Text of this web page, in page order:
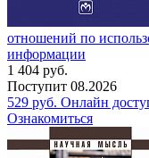
отношений по
информации
1 404 руб.
Поступит 08.2026
529 руб. Онлайн
Ознакомиться